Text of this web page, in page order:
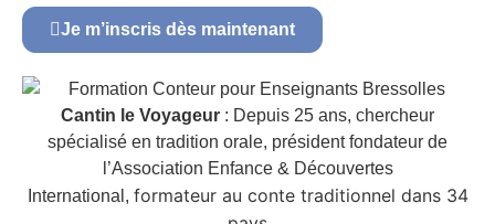
Je m’inscris dès maintenant
Cantin le Voyageur : Depuis 25 ans, chercheur
spécialisé en tradition orale, président fondateur de
l’Association Enfance & Découvertes
International, formateur au conte traditionnel dans 34